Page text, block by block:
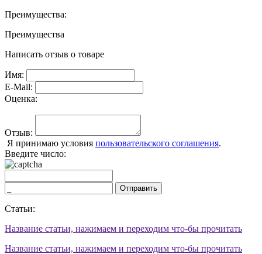
Преимущества:
Преимущества
Написать отзыв о товаре
Имя:
E-Mail:
Оценка:
Отзыв:
Я принимаю условия пользовательского соглашения.
Введите число:
Отправить
Статьи:
Название статьи, нажимаем и переходим что-бы прочитать
Название статьи, нажимаем и переходим что-бы прочитать